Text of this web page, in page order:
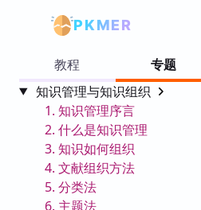
PKMER
教程
专题
知识管理与知识组织
1. 知识管理序言
2. 什么是知识管理
3. 知识如何组织
4. 文献组织方法
5. 分类法
6. 主题法